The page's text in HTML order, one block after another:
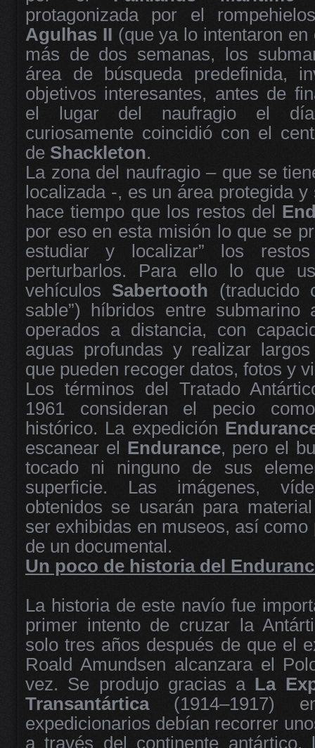
protagonizada por el
Agulhas II (que ya lo intentaron
más de dos semanas, los
área de búsqueda predefinida,
objetivos interesantes, antes de
el lugar del naufragio el día
curiosamente coincidió con el
de Shackleton.
La zona del naufragio – que se
localizada -, es un área protegida
hace tiempo que los restos del
por eso en esta misión lo que se
estudiar y localizar” los
perturbarlos. Para ello lo que
vehículos Sabertooth (traducido
sable”) híbridos entre submarino
operados a distancia, con
aguas profundas y realizar largos
que pueden recoger datos, fotos y
Los términos del Tratado
1961 consideran el pecio
histórico. La expedición
escanear el Endurance, pero el
tocado ni ninguno de sus
superficie. Las imágenes,
obtenidos se usarán para
ser exhibidas en museos, así
de un documental.
Un poco de historia del
La historia de este navío fue
primer intento de cruzar la
solo tres años después de que el
Roald Amundsen alcanzara el
vez. Se produjo gracias a La
Transantártica
expedicionarios debían recorrer
a través del continente